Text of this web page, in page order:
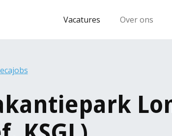
Vacatures Over ons